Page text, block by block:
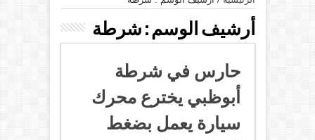
أرشيف الوسم :شرطة
حارس في شرطة
أبوظبي يخترع محرك
سيارة يعمل بضغط